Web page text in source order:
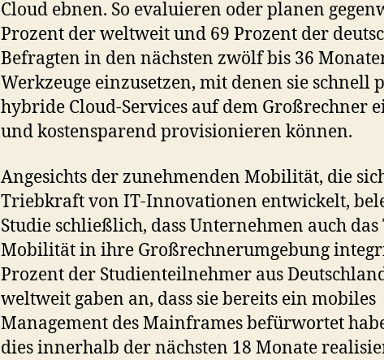
Cloud ebnen. So evaluieren oder planen
Prozent der weltweit und 69 Prozent der
Befragten in den nächsten zwölf bis 36
Werkzeuge einzusetzen, mit denen sie schnell
hybride Cloud-Services auf dem Großrechner
und kostensparend provisionieren können.
Angesichts der zunehmenden Mobilität, die
Triebkraft von IT-Innovationen entwickelt,
Studie schließlich, dass Unternehmen auch das
Mobilität in ihre Großrechnerumgebung
Prozent der Studienteilnehmer aus
weltweit gaben an, dass sie bereits ein mobiles
Management des Mainframes befürwortet
dies innerhalb der nächsten 18 Monate